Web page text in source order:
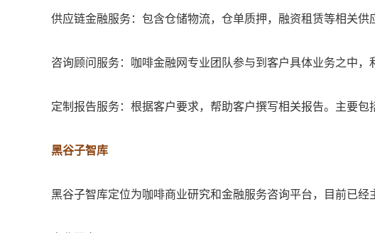
供应链金融服务：包含仓储物流，仓单质押，融资租赁等相关供
咨询顾问服务：咖啡金融网专业团队参与到客户具体业务之中，
定制报告服务：根据客户要求，帮助客户撰写相关报告。主要包
黑谷子智库
黑谷子智库定位为咖啡商业研究和金融服务咨询平台，目前已